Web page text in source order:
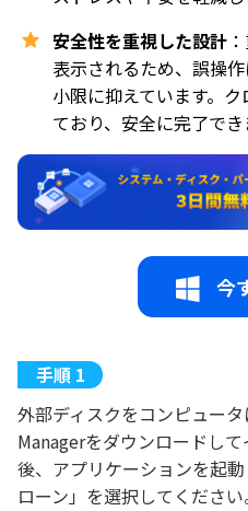
安全性を重視した設計
表示されるため、誤操
小限に抑えています。
ており、安全に完了でき
今
外部ディスクをコンピュー
Managerをダウンロードし
後、アプリケーションを起
ローン」を選択してください